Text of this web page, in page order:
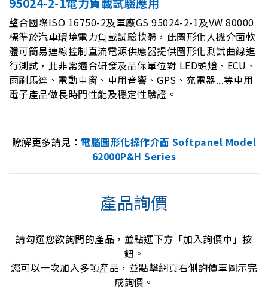
整合國際ISO 16750-2及車廠GS 95024-2-1及VW 80000
標準於汽車環境電力負載試驗軟體，此圖形化人機介面軟
體可簡易連線控制直流電源供應器提供圖形化測試曲線進
行測試，此非常適合研發及品保單位對 LED頭燈、ECU、
雨刷馬達、電動車窗、車用音響、GPS、充電器...等車用
電子產品做長時間性能及穩定性驗證。
瞭解更多請見： 電腦圖形化操作介面 Softpanel Model
62000P&H Series
產品詢價
請勾選您欲詢問的產品，並點選下方「加入詢價車」按
鈕。
您可以一次加入多項產品，並點擊網頁右側詢價車圖示完
成詢價。